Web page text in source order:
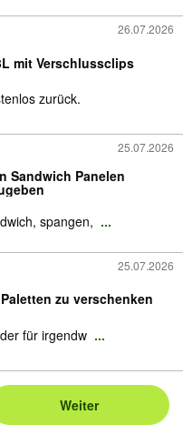
26.07.2026
mit Verschlussclips
zurück.
25.07.2026
Sandwich Panelen
spangen, ...
25.07.2026
zu verschenken
für irgendw ...
Weiter